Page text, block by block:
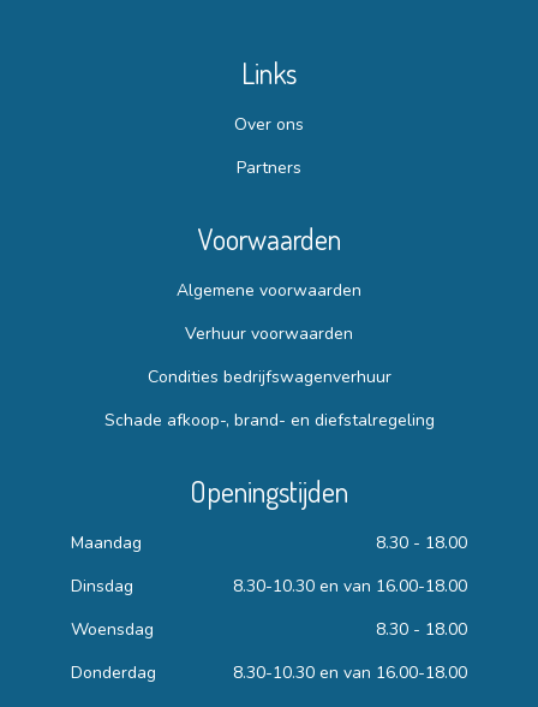
Links
Over ons
Partners
Voorwaarden
Algemene voorwaarden
Verhuur voorwaarden
Condities bedrijfswagenverhuur
Schade afkoop-, brand- en diefstalregeling
Openingstijden
Maandag
8.30 - 18.00
Dinsdag
8.30-10.30 en van 16.00-18.00
Woensdag
8.30 - 18.00
Donderdag
8.30-10.30 en van 16.00-18.00